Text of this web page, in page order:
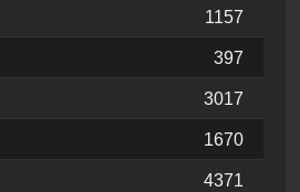
1157
397
3017
1670
4371